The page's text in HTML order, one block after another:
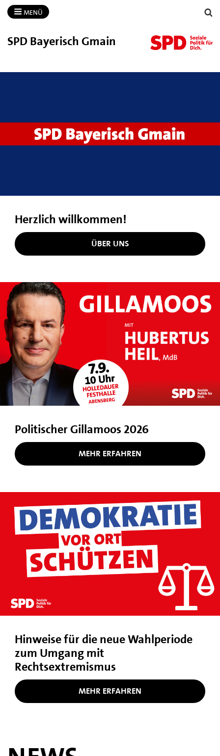
MENÜ
SPD Bayerisch Gmain
Herzlich willkommen!
ÜBER UNS
Politischer Gillamoos 2026
MEHR ERFAHREN
Hinweise für die neue Wahlperiode
zum Umgang mit
Rechtsextremismus
MEHR ERFAHREN